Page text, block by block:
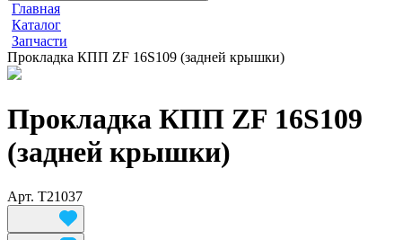
Главная
Каталог
Запчасти
Прокладка КПП ZF 16S109 (задней крышки)
Прокладка КПП ZF 16S109
(задней крышки)
Арт. T21037